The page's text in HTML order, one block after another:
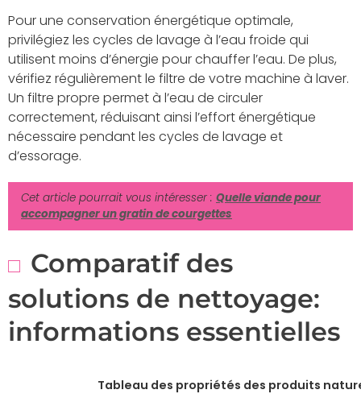
Pour une conservation énergétique optimale,
privilégiez les cycles de lavage à l’eau froide qui
utilisent moins d’énergie pour chauffer l’eau. De plus,
vérifiez régulièrement le filtre de votre machine à laver.
Un filtre propre permet à l’eau de circuler
correctement, réduisant ainsi l’effort énergétique
nécessaire pendant les cycles de lavage et
d’essorage.
Cet article pourrait vous intéresser : Quelle viande pour
accompagner un gratin de courgettes
Comparatif des
solutions de nettoyage:
informations essentielles
Tableau des propriétés des produits